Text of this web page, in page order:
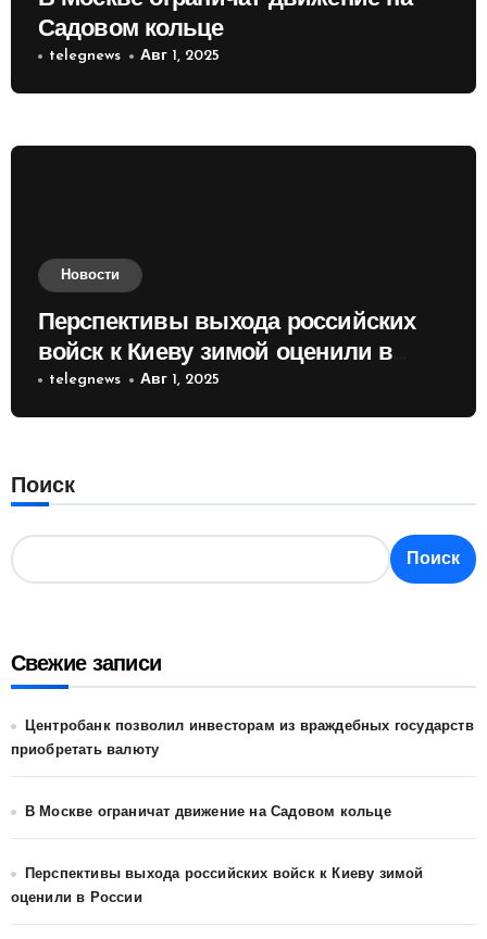
Садовом кольце
telegnews Авг 1, 2025
Новости
Перспективы выхода российских
войск к Киеву зимой оценили в
России
telegnews Авг 1, 2025
Поиск
Поиск
Свежие записи
Центробанк позволил инвесторам из враждебных государств
приобретать валюту
В Москве ограничат движение на Садовом кольце
Перспективы выхода российских войск к Киеву зимой
оценили в России